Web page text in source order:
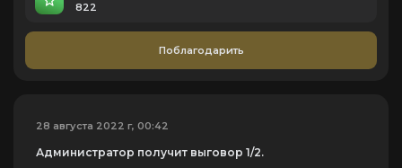
822
Поблагодарить
28 августа 2022 г, 00:42
Администратор получит выговор 1/2.